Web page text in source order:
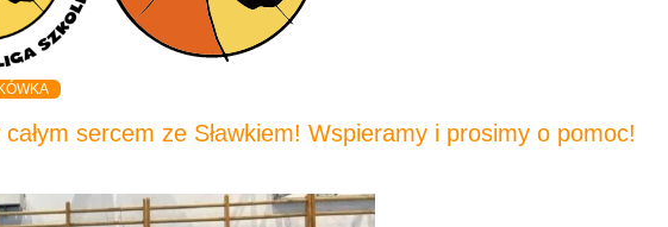
sercem ze Sławkiem! Wspieramy i prosimy o pomoc!